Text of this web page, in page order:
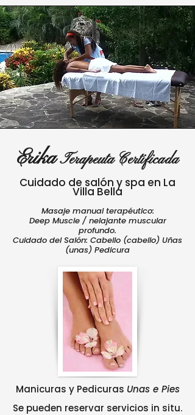
Erika Terapeuta Certificada
Cuidado de salón y spa en La
Villa Bella
Masaje manual terapéutico:
Deep Muscle / nelajante muscular
profundo.
Cuidado del Salón: Cabello (cabello) Uñas
(unas) Pedicura
Manicuras y Pedicuras Unas e Pies
Se pueden reservar servicios in situ.